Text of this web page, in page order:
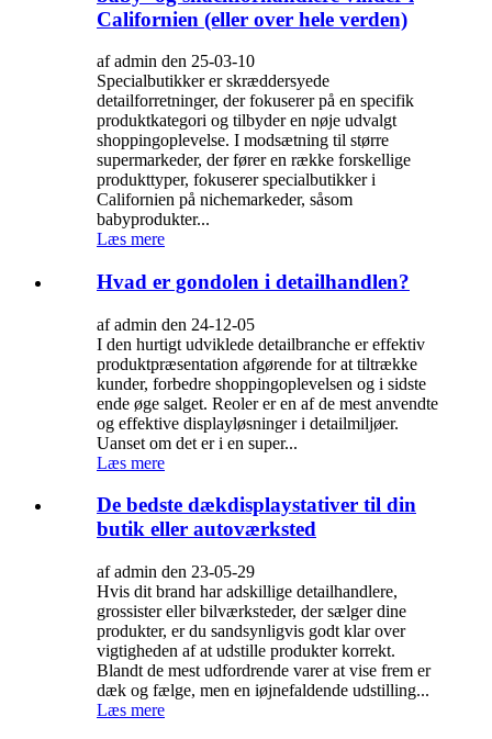
Californien (eller over hele verden)
af admin den 25-03-10
Specialbutikker er skræddersyede
detailforretninger, der fokuserer på en specifik
produktkategori og tilbyder en nøje udvalgt
shoppingoplevelse. I modsætning til større
supermarkeder, der fører en række forskellige
produkttyper, fokuserer specialbutikker i
Californien på nichemarkeder, såsom
babyprodukter...
Læs mere
Hvad er gondolen i detailhandlen?
af admin den 24-12-05
I den hurtigt udviklede detailbranche er effektiv
produktpræsentation afgørende for at tiltrække
kunder, forbedre shoppingoplevelsen og i sidste
ende øge salget. Reoler er en af ​​de mest anvendte
og effektive displayløsninger i detailmiljøer.
Uanset om det er i en super...
Læs mere
De bedste dækdisplaystativer til din
butik eller autoværksted
af admin den 23-05-29
Hvis dit brand har adskillige detailhandlere,
grossister eller bilværksteder, der sælger dine
produkter, er du sandsynligvis godt klar over
vigtigheden af ​​at udstille produkter korrekt.
Blandt de mest udfordrende varer at vise frem er
dæk og fælge, men en iøjnefaldende udstilling...
Læs mere